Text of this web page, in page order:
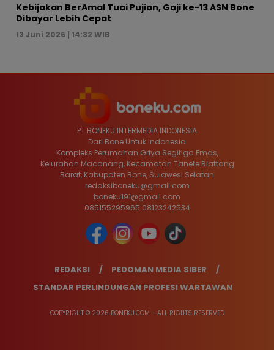
Kebijakan BerAmal Tuai Pujian, Gaji ke-13 ASN Bone
Dibayar Lebih Cepat
13 Juni 2026 | 14:32 WIB
PT BONEKU INTERMEDIA INDONESIA
Dari Bone Untuk Indonesia
Kompleks Perumahan Griya Segitiga Emas,
Kelurahan Macanang, Kecamatan Tanete Riattang
Barat, Kabupaten Bone, Sulawesi Selatan
redaksiboneku@gmail.com
boneku191@gmail.com
085155295965 08123242534
REDAKSI
PEDOMAN MEDIA SIBER
STANDAR PERLINDUNGAN PROFESI WARTAWAN
COPYRIGHT © 2026 BONEKU.COM - ALL RIGHTS RESERVED